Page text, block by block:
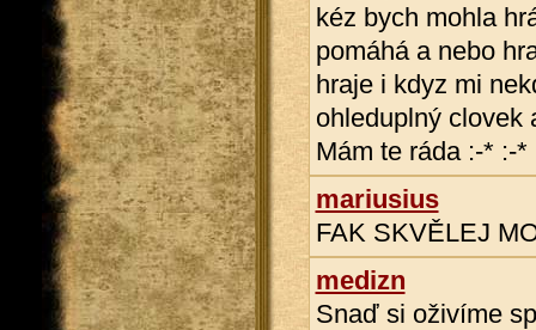
kéz bych mohla
pomáhá a nebo
hraje i kdyz mi
ohleduplný clovek
Mám te ráda :-* :-
mariusius
FAK SKVĚLEJ
medizn
Snaď si oživíme